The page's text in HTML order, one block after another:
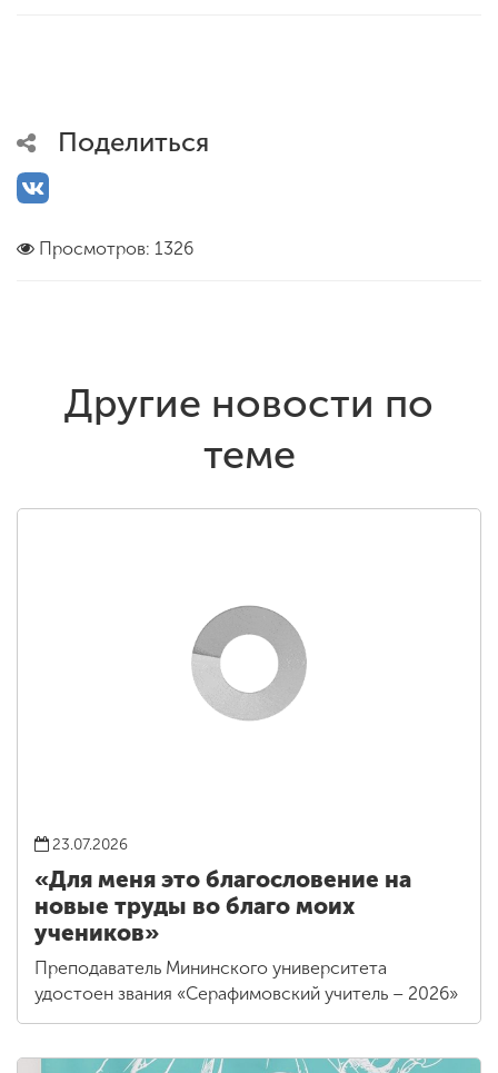
Поделиться
Просмотров: 1326
Другие новости по
теме
23.07.2026
«Для меня это благословение на
новые труды во благо моих
учеников»
Преподаватель Мининского университета
удостоен звания «Серафимовский учитель – 2026»